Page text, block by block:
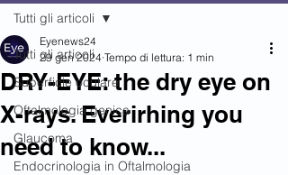
Tutti gli articoli
Superficie oculare
Oftalmologia genica
Glaucoma
Endocrinologia in Oftalmologia
Tutti gli articoli
DRY-EYE: the dry eye on
X-rays. Everirhing you
need to know...
Eyenews24
29 gen 2024 Tempo di lettura: 1 min